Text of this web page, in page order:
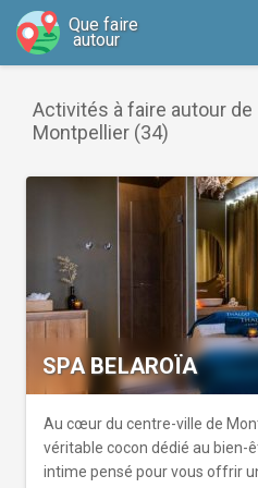
Que faire
autour
Activités à faire autour de
Montpellier (34)
SPA BELAROÏA
Au cœur du centre-ville de
véritable cocon dédié au bien-
intime pensé pour vous offrir